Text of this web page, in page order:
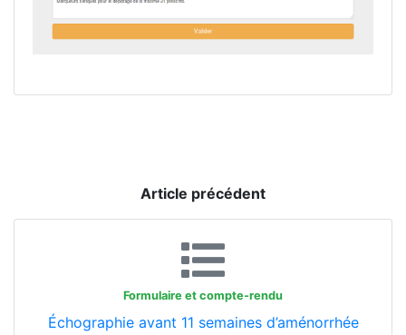
Article précédent
Formulaire et compte-rendu
Échographie avant 11 semaines d’aménorrhée